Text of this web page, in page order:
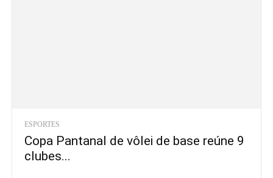
ESPORTES
Copa Pantanal de vôlei de base reúne 9
clubes...